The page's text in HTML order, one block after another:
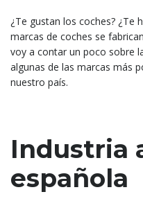
¿Te gustan los coches? ¿Te
marcas de coches se
voy a contar un poco sobre
algunas de las marcas más
nuestro país.
Industria
española